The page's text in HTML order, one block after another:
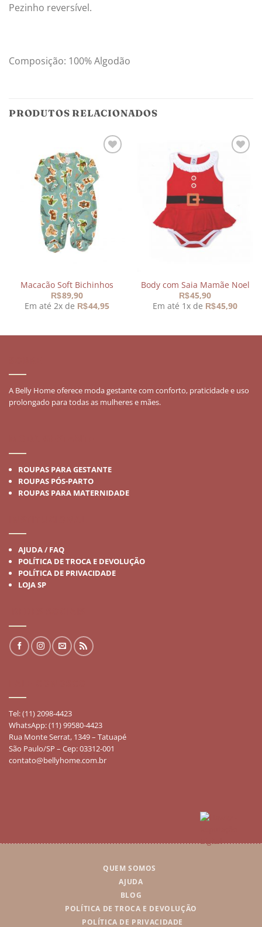
Pezinho reversível.
Composição: 100% Algodão
PRODUTOS RELACIONADOS
Adicionar
meus
desejos
Macacão Soft Bichinhos
R$89,90
Em até 2x de R$44,95
Adicionar
meus
desejos
Body com Saia Mamãe Noel
R$45,90
Em até 1x de R$45,90
A Belly Home oferece moda gestante com conforto, praticidade e uso
prolongado para todas as mulheres e mães.
ROUPAS PARA GESTANTE
ROUPAS PÓS-PARTO
ROUPAS PARA MATERNIDADE
AJUDA / FAQ
POLÍTICA DE TROCA E DEVOLUÇÃO
POLÍTICA DE PRIVACIDADE
LOJA SP
Tel: (11) 2098-4423
WhatsApp: (11) 99580-4423
Rua Monte Serrat, 1349 – Tatuapé
São Paulo/SP – Cep: 03312-001
contato@bellyhome.com.br
QUEM SOMOS
AJUDA
BLOG
POLÍTICA DE TROCA E DEVOLUÇÃO
POLÍTICA DE PRIVACIDADE